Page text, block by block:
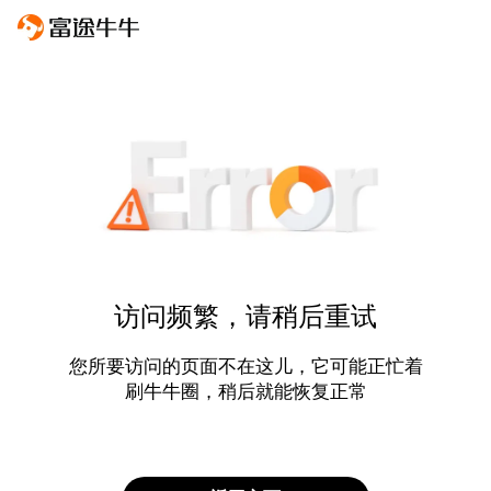
访问频繁，请稍后重试
您所要访问的页面不在这儿，它可能正忙着
刷牛牛圈，稍后就能恢复正常